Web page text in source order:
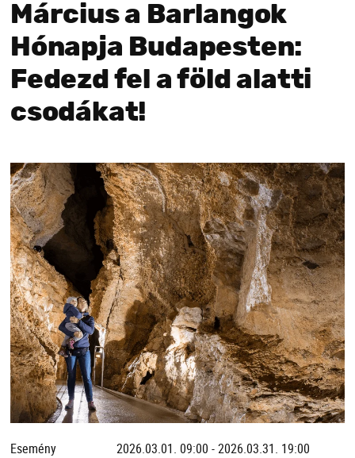
Március a Barlangok
Hónapja Budapesten:
Fedezd fel a föld alatti
csodákat!
Esemény
2026.03.01. 09:00 - 2026.03.31. 19:00